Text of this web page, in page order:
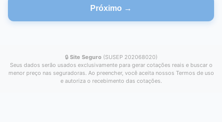
Próximo →
🔒 Site Seguro (SUSEP 202068020)
Seus dados serão usados exclusivamente para gerar cotações reais e buscar o
menor preço nas seguradoras. Ao preencher, você aceita nossos Termos de uso
e autoriza o recebimento das cotações.